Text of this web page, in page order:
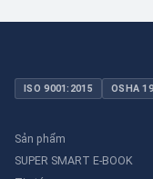
ISO 9001:2015 OSHA
Sản phẩm
SUPER SMART E-BOOK